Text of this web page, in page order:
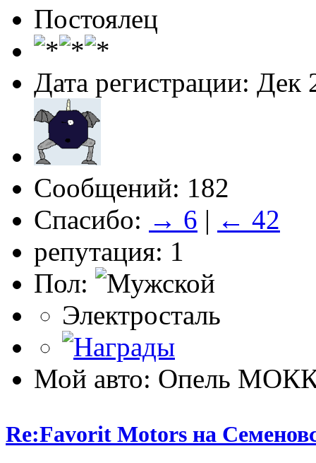
Постоялец
Дата регистрации: Дек
Сообщений: 182
Спасибо: → 6 | ← 42
репутация: 1
Пол:
Электросталь
Мой авто: Опель
Re:Favorit Motors на